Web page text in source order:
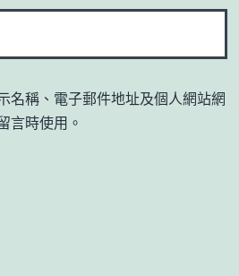
名稱、電子郵件地址及個人網站網
言時使用。